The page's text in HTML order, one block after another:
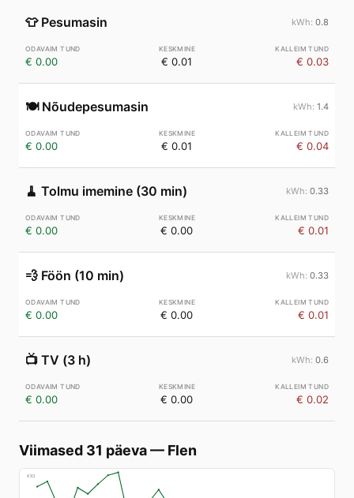
👕 Pesumasin 0.8
€ 0.00 € 0.01 € 0.03
🍽️ Nõudepesumasin 1.4
€ 0.00 € 0.01 € 0.04
🧹 Tolmu imemine (30 min) 0.33
€ 0.00 € 0.00 € 0.01
💨 Föön (10 min) 0.33
€ 0.00 € 0.00 € 0.01
📺 TV (3 h) 0.6
€ 0.00 € 0.00 € 0.02
Viimased 31 päeva— Flen
€83